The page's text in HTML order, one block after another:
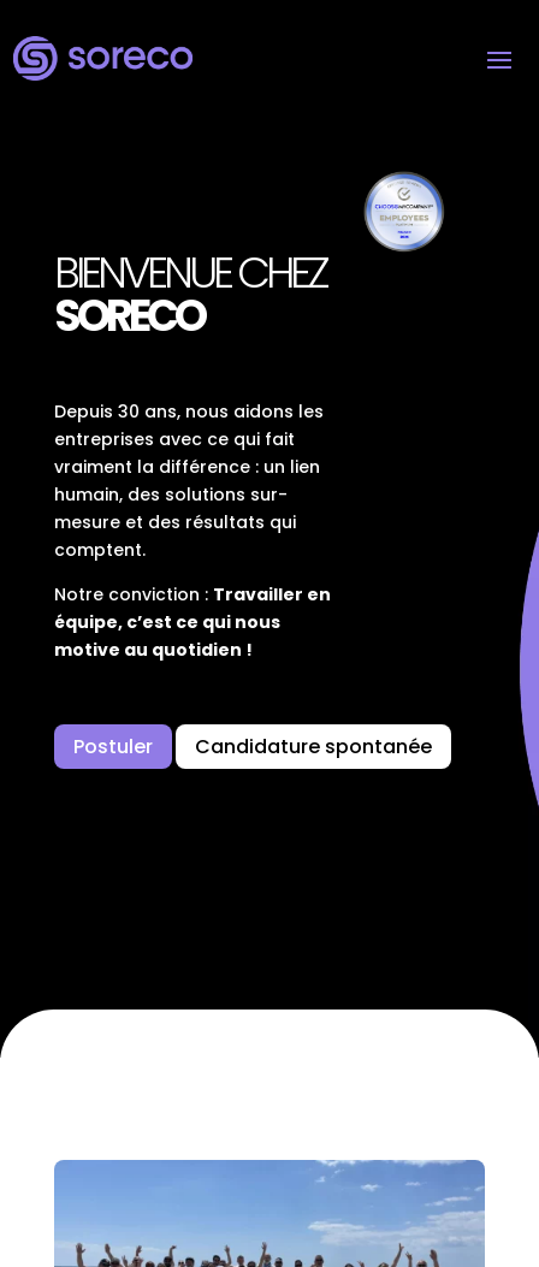
BIENVENUE CHEZ
SORECO
Depuis 30 ans, nous aidons les
entreprises avec ce qui fait
vraiment la différence : un lien
humain, des solutions sur-
mesure et des résultats qui
comptent.
Notre conviction : Travailler en
équipe, c’est ce qui nous
motive au quotidien !
Postuler Candidature spontanée